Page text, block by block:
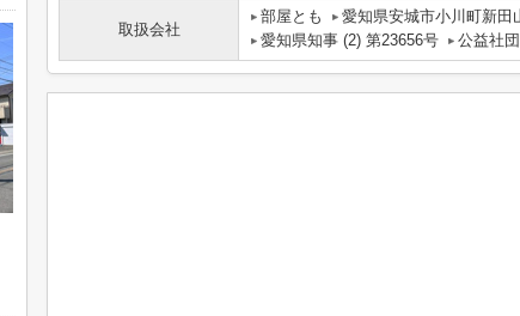
取扱会社
部屋とも 愛知県安城市小川町新田
愛知県知事 (2) 第23656号
公益社